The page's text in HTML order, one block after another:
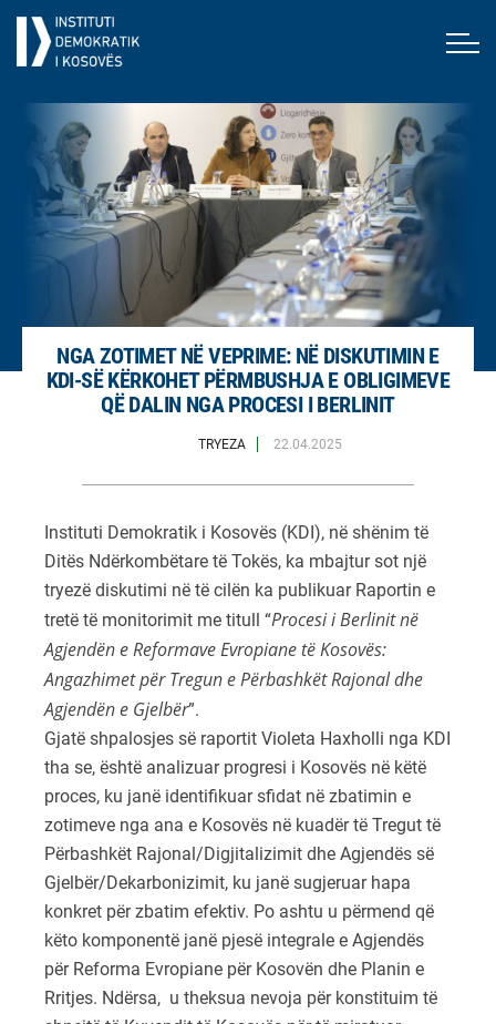
NGA ZOTIMET NË VEPRIME: NË DISKUTIMIN E
KDI-SË KËRKOHET PËRMBUSHJA E OBLIGIMEVE
QË DALIN NGA PROCESI I BERLINIT
TRYEZA 22.04.2025
Instituti Demokratik i Kosovës (KDI), në shënim të
Ditës Ndërkombëtare të Tokës, ka mbajtur sot një
tryezë diskutimi në të cilën ka publikuar Raportin e
tretë të monitorimit me titull “Procesi i Berlinit në
Agjendën e Reformave Evropiane të Kosovës:
Angazhimet për Tregun e Përbashkët Rajonal dhe
Agjendën e Gjelbër”.
Gjatë shpalosjes së raportit Violeta Haxholli nga KDI
tha se, është analizuar progresi i Kosovës në këtë
proces, ku janë identifikuar sfidat në zbatimin e
zotimeve nga ana e Kosovës në kuadër të Tregut të
Përbashkët Rajonal/Digjitalizimit dhe Agjendës së
Gjelbër/Dekarbonizimit, ku janë sugjeruar hapa
konkret për zbatim efektiv. Po ashtu u përmend që
këto komponentë janë pjesë integrale e Agjendës
për Reforma Evropiane për Kosovën dhe Planin e
Rritjes. Ndërsa, u theksua nevoja për konstituim të